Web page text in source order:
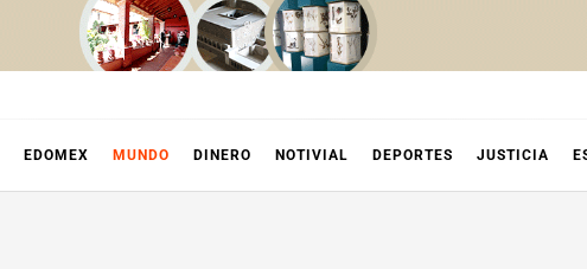
EDOMEX MUNDO DINERO NOTIVIAL DEPORTES JUSTICIA